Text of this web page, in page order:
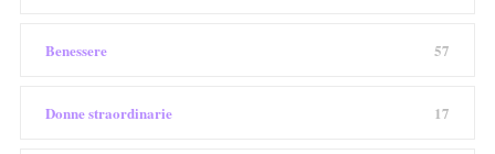
Benessere 57
Donne straordinarie 17